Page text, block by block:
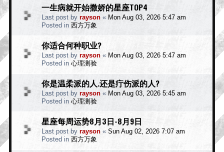
一生病就开始撒娇的星座TOP4
Last post by rayson « Mon Aug 03, 2026 5:47 am
Posted in 西方万象
你适合何种职业?
Last post by rayson « Mon Aug 03, 2026 5:47 am
Posted in心理测验
你是温柔派的人.还是疔伤派的人?
Last post by rayson « Mon Aug 03, 2026 5:45 am
Posted in 心理测验
星座每周运势8月3日-8月9日
Last post by rayson « Sun Aug 02, 2026 7:07 am
Posted in 西方万象